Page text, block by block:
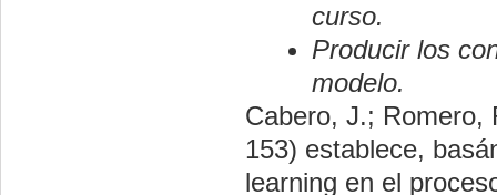
curso.
Producir los
modelo.
Cabero, J.; Romero,
153) establece,
learning en el